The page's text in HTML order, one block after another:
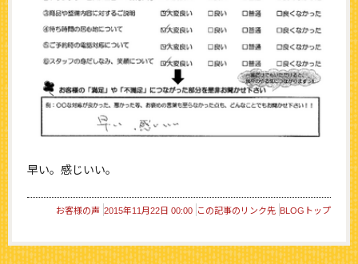
早い。感じいい。
お客様の声 2015年11月22日 00:00 この記事のリンク先 BLOGトップ